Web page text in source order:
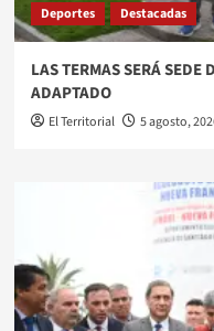
Deportes Destacadas
LAS TERMAS SERÁ
ADAPTADO
El Territorial 5 agosto,